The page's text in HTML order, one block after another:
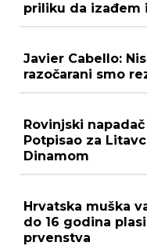
priliku da izađem
Javier Cabello:
razočarani smo
Rovinjski
Potpisao za
Dinamom
Hrvatska muška
do 16 godina
prvenstva